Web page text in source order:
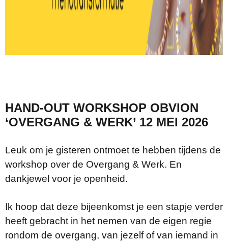
HAND-OUT WORKSHOP OBVION
‘OVERGANG & WERK’ 12 MEI 2026
Leuk om je gisteren ontmoet te hebben tijdens de
workshop over de Overgang & Werk. En
dankjewel voor je openheid.
Ik hoop dat deze bijeenkomst je een stapje verder
heeft gebracht in het nemen van de eigen regie
rondom de overgang, van jezelf of van iemand in